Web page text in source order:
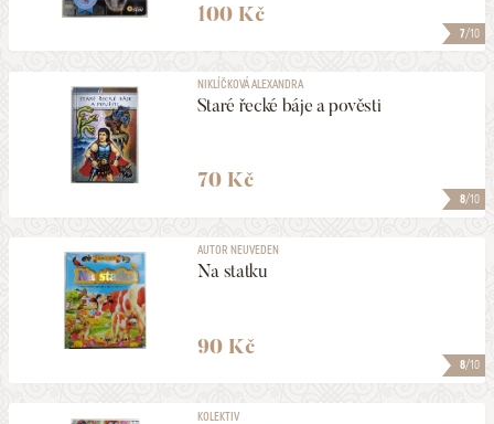
7/10
100 Kč
8/10
NIKLÍČKOVÁ ALEXANDRA
Staré řecké báje a pověsti
70 Kč
8/10
AUTOR NEUVEDEN
Na statku
90 Kč
KOLEKTIV